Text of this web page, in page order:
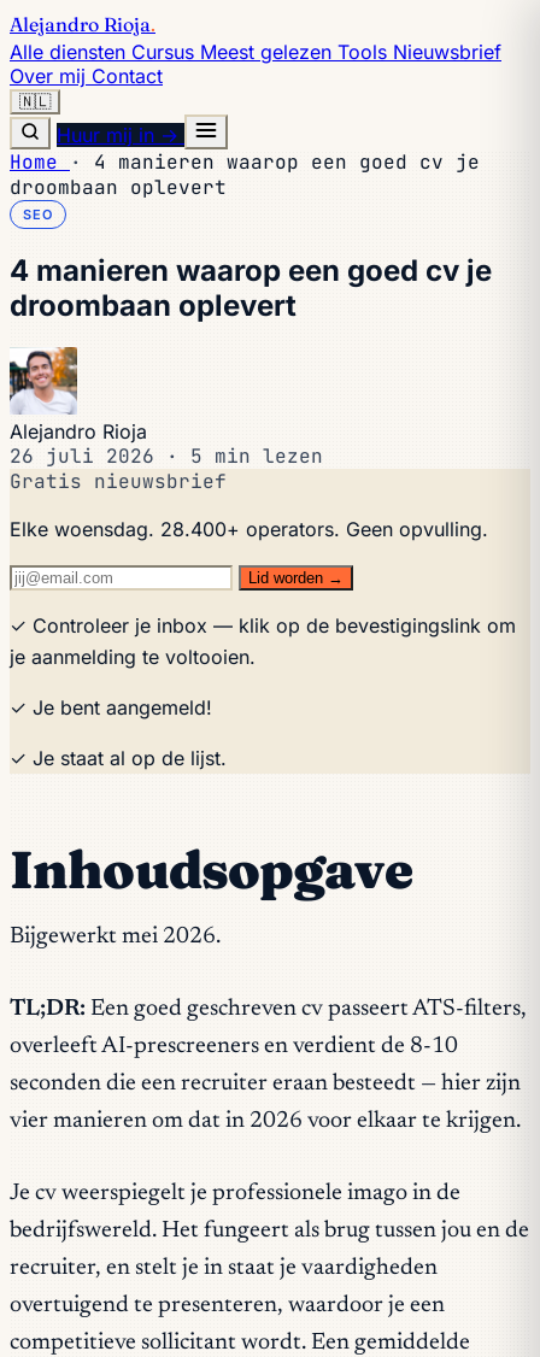
Alejandro Rioja.
Alle diensten Cursus Meest gelezen Tools Nieuwsbrief
Over mij Contact
🇳🇱
Huur mij in →
Home ·
4 manieren waarop een goed cv je
droombaan oplevert
SEO
4 manieren waarop een goed cv je
droombaan oplevert
Alejandro Rioja
26 juli 2026 ·
5 min lezen
Gratis nieuwsbrief
Elke woensdag. 28.400+ operators. Geen opvulling.
Lid worden →
✓ Controleer je inbox — klik op de bevestigingslink om
je aanmelding te voltooien.
✓ Je bent aangemeld!
✓ Je staat al op de lijst.
Inhoudsopgave
Bijgewerkt mei 2026.
TL;DR: Een goed geschreven cv passeert ATS-filters,
overleeft AI-prescreeners en verdient de 8-10
seconden die een recruiter eraan besteedt — hier zijn
vier manieren om dat in 2026 voor elkaar te krijgen.
Je cv weerspiegelt je professionele imago in de
bedrijfswereld. Het fungeert als brug tussen jou en de
recruiter, en stelt je in staat je vaardigheden
overtuigend te presenteren, waardoor je een
competitieve sollicitant wordt. Een gemiddelde